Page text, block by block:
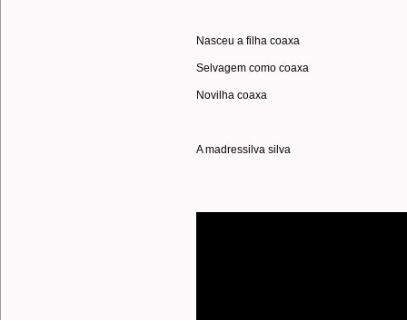
Nasceu a filha coaxa
Selvagem como coaxa
Novilha coaxa
A madressilva silva